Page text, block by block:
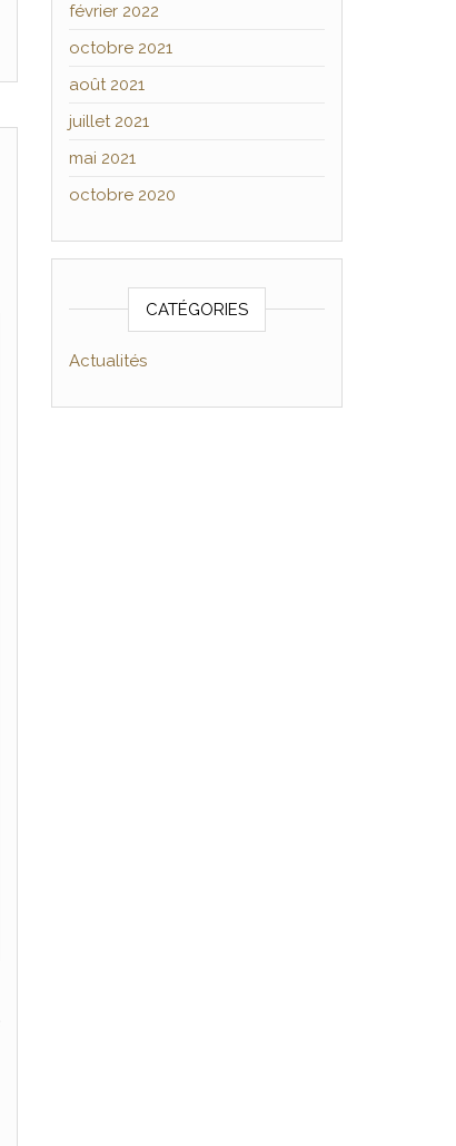
février 2022
octobre 2021
août 2021
juillet 2021
mai 2021
octobre 2020
CATÉGORIES
Actualités